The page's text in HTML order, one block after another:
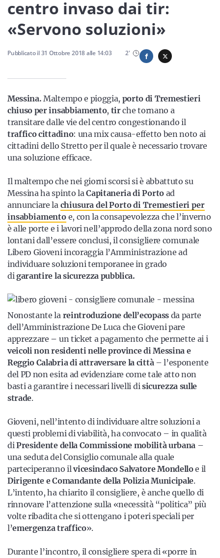
Servizi
Resta sempre aggiornato con le ultime news, iscriviti alla
nostra newsletter
Iscriviti
centro invaso dai tir:
«Servono soluzioni»
Pubblicato il31 Ottobre 2018alle 14:03 2'
Messina. Maltempo e pioggia, porto di Tremestieri
chiuso per insabbiamento, tirche tornano a
transitare dalle vie del centro congestionando il
traffico cittadino: una mix causa-effetto ben noto ai
cittadini dello Stretto per il quale è necessario trovare
una soluzione efficace.
Il maltempo che nei giorni scorsi si è abbattuto su
Messina ha spinto laCapitaneria di Portoad
annunciare la chiusura del Porto di Tremestieri per
insabbiamentoe, con la consapevolezza che l’inverno
è alle porte e i lavori nell’approdo della zona nord sono
lontani dall’essere conclusi, il consigliere comunale
Libero Gioveni incoraggia l’Amministrazione ad
individuare soluzioni temporanee in grado
digarantire la sicurezza pubblica.
Nonostante la reintroduzione dell’ecopassda parte
dell’Amministrazione De Luca che Gioveni pare
apprezzare – un ticket a pagamento che permette ai i
veicoli non residenti nelle province di Messina e
Reggio Calabria di attraversare la città– l’esponente
del PD non esita ad evidenziare come tale atto non
basti a garantire i necessari livelli disicurezza sulle
strade.
Gioveni, nell’intento di individuare altre soluzioni a
questi problemi di viabilità, ha convocato – in qualità
diPresidente della Commissione mobilità urbana–
una seduta del Consiglio comunale alla quale
parteciperanno ilvicesindaco Salvatore Mondelloe il
Dirigente e Comandante della Polizia Municipale.
L’intento, ha chiarito il consigliere, è anche quello di
rinnovare l’attenzione sulla «necessità “politica” più
volte ribadita che si ottengano i poteri speciali per
l’emergenza traffico».
Durante l’incontro, il consigliere spera di «porre in